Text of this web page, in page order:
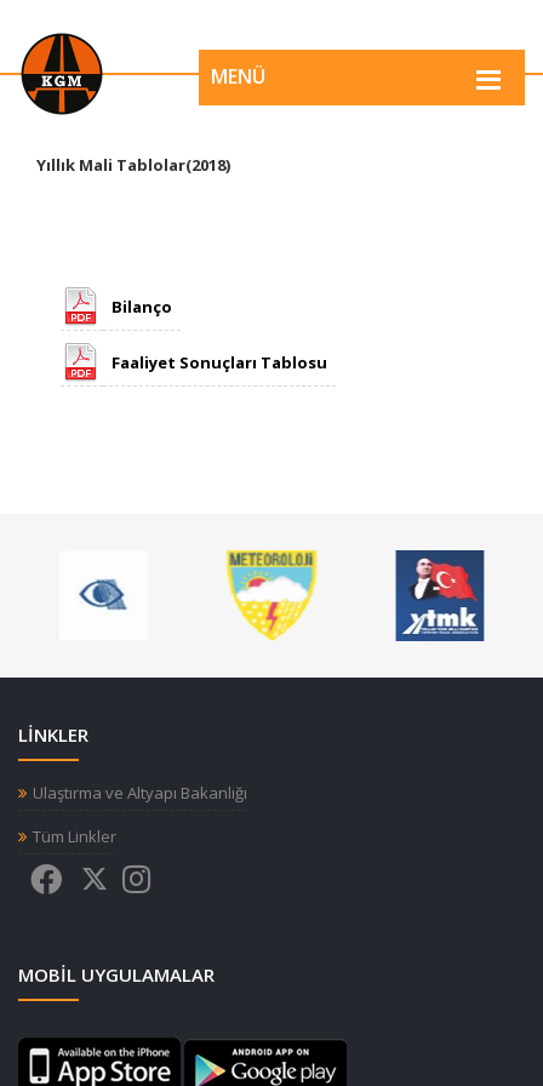
MENÜ
​​Yıllık Mali Tablolar(2018)
​Bilanço
Faaliyet Sonuçları Tablosu
LİNKLER
Ulaştırma ve Altyapı Bakanlığı
Tüm Linkler
MOBIL UYGULAMALAR